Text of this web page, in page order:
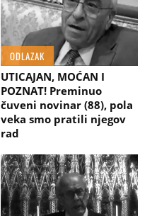
ODLAZAK
UTICAJAN, MOĆAN I
POZNAT! Preminuo
čuveni novinar (88), pola
veka smo pratili njegov
rad